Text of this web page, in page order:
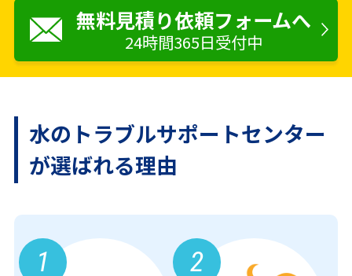
無料見積り依頼フォームへ
24時間365日受付中
水のトラブルサポートセンター
が選ばれる理由
1 2